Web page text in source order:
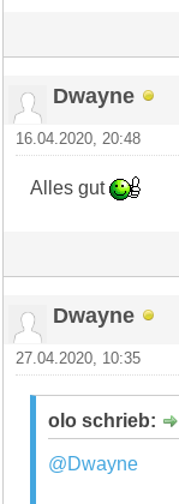
Dwayne
16.04.2020, 20:48
Alles gut
Dwayne
27.04.2020, 10:35
olo schrieb:
@Dwayne